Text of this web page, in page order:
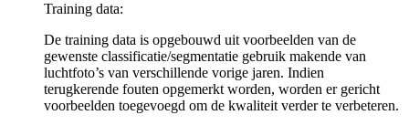
Training data:
De training data is opgebouwd uit voorbeelden van de
gewenste classificatie/segmentatie gebruik makende van
luchtfoto’s van verschillende vorige jaren. Indien
terugkerende fouten opgemerkt worden, worden er gericht
voorbeelden toegevoegd om de kwaliteit verder te verbeteren.